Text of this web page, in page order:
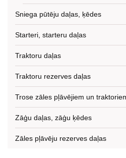
Sniega pūtēju daļas, ķēdes
Starteri, starteru daļas
Traktoru daļas
Traktoru rezerves daļas
Trose zāles pļāvējiem un
Zāģu daļas, zāģu ķēdes
Zāles pļāvēju rezerves daļas